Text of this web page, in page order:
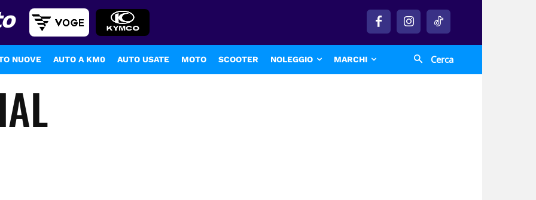
NUOVE AUTO A KM0 AUTO USATE MOTO SCOOTER NOLEGGIO MARCHI Cerca